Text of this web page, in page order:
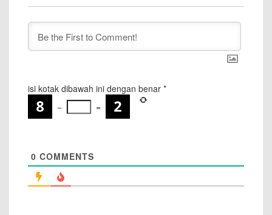
isi kotak dibawah ini dengan benar *
−
=
0 COMMENTS